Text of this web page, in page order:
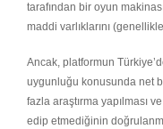
tarafından bir oyun
maddi varlıklarını
Ancak, platformun
uygunluğu konusunda net
fazla araştırma yapılması
edip etmediğinin